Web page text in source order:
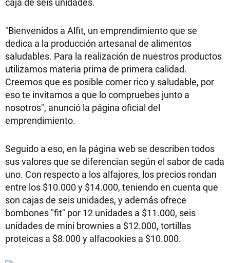
"Bienvenidos a Alfit, un emprendimiento que se
dedica a la producción artesanal de alimentos
saludables. Para la realización de nuestros productos
utilizamos materia prima de primera calidad.
Creemos que es posible comer rico y saludable, por
eso te invitamos a que lo compruebes junto a
nosotros", anunció la página oficial del
emprendimiento.
Seguido a eso, en la página web se describen todos
sus valores que se diferencian según el sabor de cada
uno. Con respecto a los alfajores, los precios rondan
entre los $10.000 y $14.000, teniendo en cuenta que
son cajas de seis unidades, y además ofrece
bombones "fit" por 12 unidades a $11.000, seis
unidades de mini brownies a $12.000, tortillas
proteicas a $8.000 y alfacookies a $10.000.